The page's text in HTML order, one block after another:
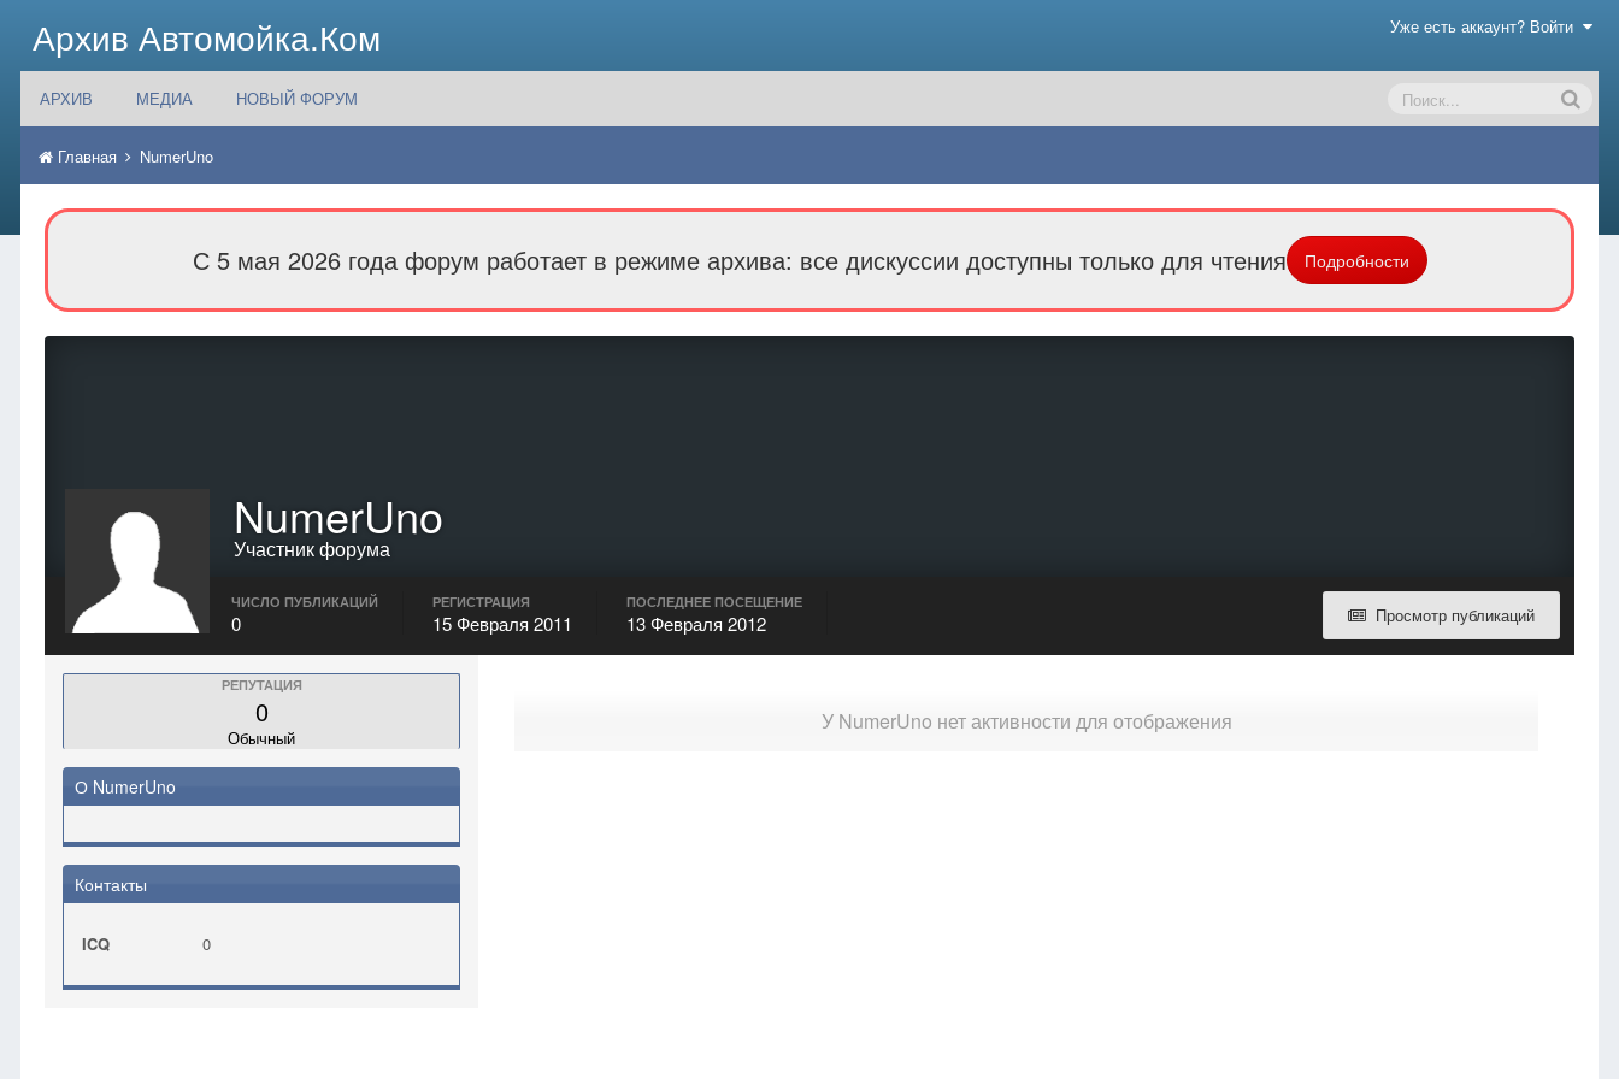
Архив Автомойка.Ком Уже есть аккаунт? Войти
АРХИВ МЕДИА НОВЫЙ ФОРУМ
Главная NumerUno
С 5 мая 2026 года форум работает в режиме архива: все дискуссии доступны только для чтения Подробности
NumerUno
Участник форума
Просмотр публикаций
ЧИСЛО ПУБЛИКАЦИЙ
0
РЕГИСТРАЦИЯ
15 Февраля 2011
ПОСЛЕДНЕЕ ПОСЕЩЕНИЕ
13 Февраля 2012
РЕПУТАЦИЯ
0
Обычный
О NumerUno
Контакты
ICQ 0
У NumerUno нет активности для отображения